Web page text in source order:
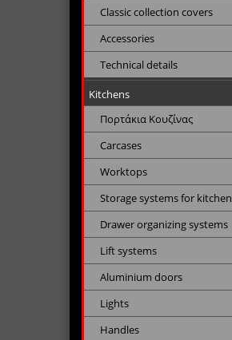
Classic collection covers
Accessories
Technical details
Kitchens
Πορτάκια Κουζίνας
Carcases
Worktops
Storage systems for kitchen
Drawer organizing systems
Lift systems
Aluminium doors
Lights
Handles